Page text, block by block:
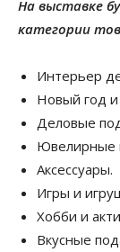
На выставке
категории
Интерьер
Новый год
Деловые
Ювелирные
Аксессуары.
Игры и
Хобби и
Вкусные